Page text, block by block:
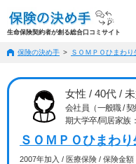
生命保険契約者が創る総合口コミサイト
保険の決め手 ＳＯＭＰＯひまわ
女性 / 40代 /
会社員（一般職 /
期大学卒/同居家族
ＳＯＭＰＯひまわ
2007年加入 / 医療保険 / 保険金額